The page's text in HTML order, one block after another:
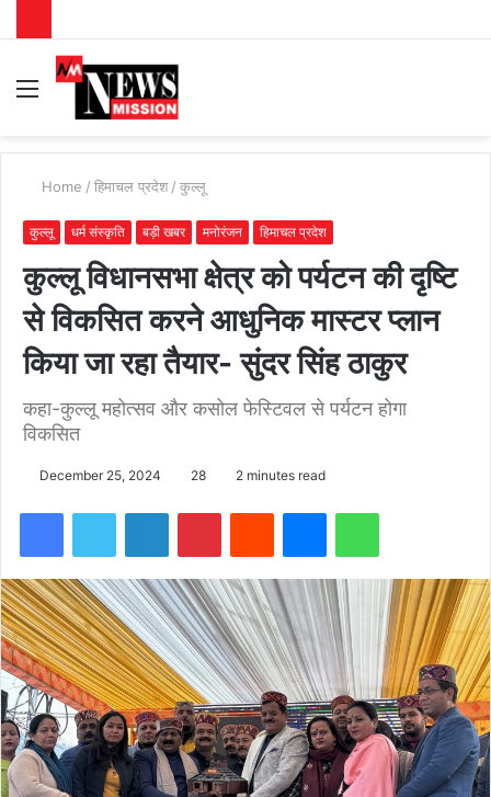
Menu
Home / हिमाचल प्रदेश / कुल्लू
कुल्लू धर्म संस्कृति बड़ी खबर मनोरंजन हिमाचल प्रदेश
कुल्लू विधानसभा क्षेत्र को पर्यटन की दृष्टि
से विकसित करने आधुनिक मास्टर प्लान
किया जा रहा तैयार- सुंदर सिंह ठाकुर
कहा-कुल्लू महोत्सव और कसोल फेस्टिवल से पर्यटन होगा
विकसित
December 25, 2024 28 2 minutes read